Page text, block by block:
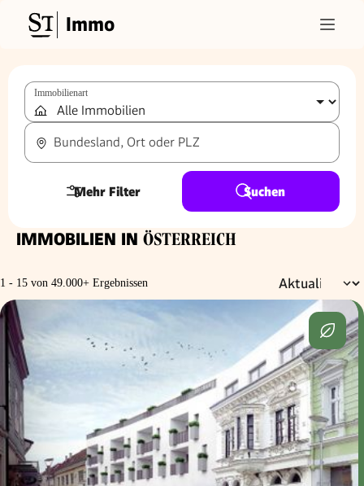
Immo
Immobilienart
Bundesland, Ort oder PLZ
Mehr Filter Suchen
IMMOBILIEN IN ÖSTERREICH
1 - 15 von 49.000+ Ergebnissen